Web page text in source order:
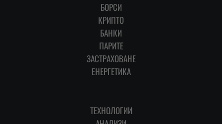
БОРСИ
КРИПТО
БАНКИ
ПАРИТЕ
ЗАСТРАХОВАНЕ
ЕНЕРГЕТИКА
ТЕХНОЛОГИИ